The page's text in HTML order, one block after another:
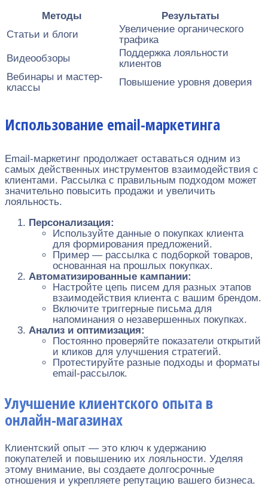
Методы
Результаты
Статьи и блоги
Увеличение органического
трафика
Видеообзоры
Поддержка лояльности
клиентов
Вебинары и мастер-
классы
Повышение уровня доверия
Использование email-маркетинга
Email-маркетинг продолжает оставаться одним из
самых действенных инструментов взаимодействия с
клиентами. Рассылка с правильным подходом может
значительно повысить продажи и увеличить
лояльность.
Персонализация:
Используйте данные о покупках клиента
для формирования предложений.
Пример — рассылка с подборкой товаров,
основанная на прошлых покупках.
Автоматизированные кампании:
Настройте цепь писем для разных этапов
взаимодействия клиента с вашим брендом.
Включите триггерные письма для
напоминания о незавершенных покупках.
Анализ и оптимизация:
Постоянно проверяйте показатели открытий
и кликов для улучшения стратегий.
Протестируйте разные подходы и форматы
email-рассылок.
Улучшение клиентского опыта в
онлайн-магазинах
Клиентский опыт — это ключ к удержанию
покупателей и повышению их лояльности. Уделяя
этому внимание, вы создаете долгосрочные
отношения и укрепляете репутацию вашего бизнеса.